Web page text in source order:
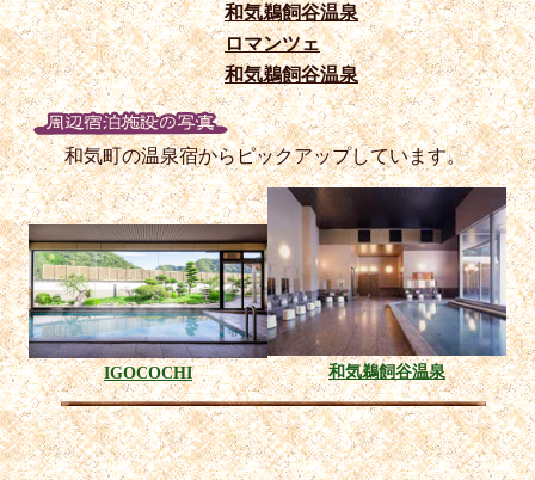
和気鵜飼谷温泉
ロマンツェ
和気鵜飼谷温泉
和気町の温泉宿からピックアップしています。
IGOCOCHI 和気鵜飼谷温泉